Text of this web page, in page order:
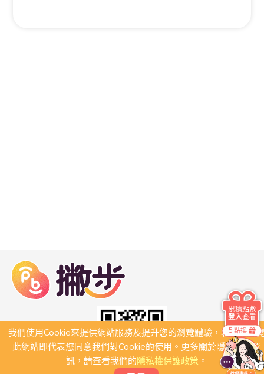
我們使用Cookie來提供網站服務及提升您的瀏覽體驗，若繼續瀏
此網站即代表您同意我們對Cookie的使用。更多關於隱私保護資
訊，請查看我們的隱私權保護政策。
5 點換
累積點數
登入查看